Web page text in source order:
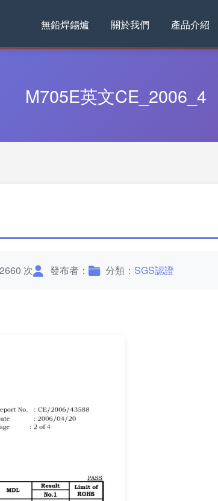
無鉛焊錫爐 關於我們 產品介紹
M705E英文CE_2006_4
次 發布者： 分類： SGS認證